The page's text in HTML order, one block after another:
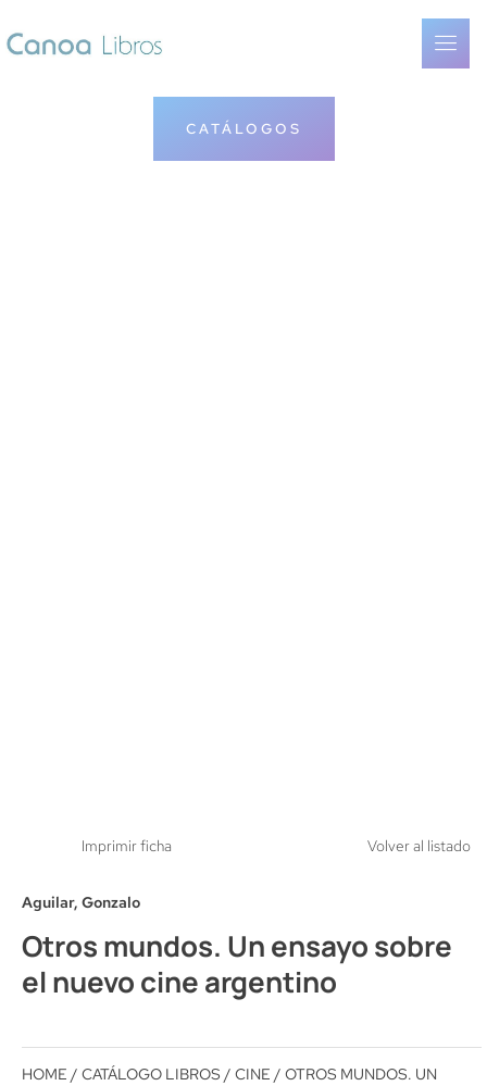
CATÁLOGOS
Imprimir ficha Volver al listado
Aguilar, Gonzalo
Otros mundos. Un ensayo sobre
el nuevo cine argentino
HOME / CATÁLOGO LIBROS / CINE / OTROS MUNDOS. UN